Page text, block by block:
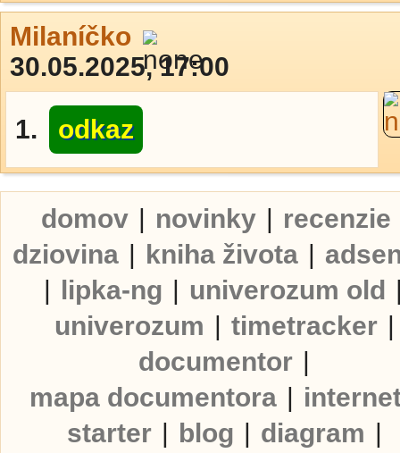
Milaníčko
30.05.2025, 17:00
1. odkaz
domov | novinky | recenzie
dziovina | kniha života |
| lipka-ng | univerozum old
univerozum | timetracker |
documentor |
mapa documentora |
starter | blog | diagram |